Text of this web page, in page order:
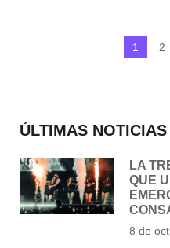
1 2
ÚLTIMAS NOTICIAS
LA
QUE
8 de